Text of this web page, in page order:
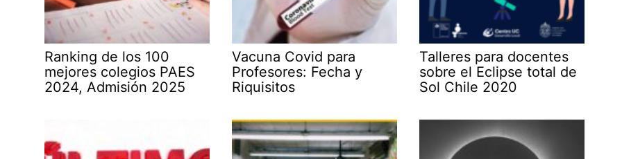
Ranking de los 100
mejores colegios PAES
2024, Admisión 2025
Vacuna Covid para
Profesores: Fecha y
Riquisitos
Talleres para docentes
sobre el Eclipse total de
Sol Chile 2020